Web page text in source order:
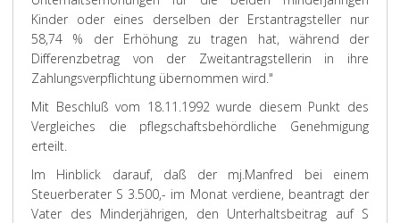
Kinder oder eines derselben der Erstantragsteller nur
58,74 % der Erhöhung zu tragen hat, während der
Differenzbetrag von der Zweitantragstellerin in ihre
Zahlungsverpflichtung übernommen wird."
Mit Beschluß vom 18.11.1992 wurde diesem Punkt des
Vergleiches die pflegschaftsbehördliche Genehmigung
erteilt.
Im Hinblick darauf, daß der mj.Manfred bei einem
Steuerberater S 3.500,- im Monat verdiene, beantragt der
Vater des Minderjährigen, den Unterhaltsbeitrag auf S